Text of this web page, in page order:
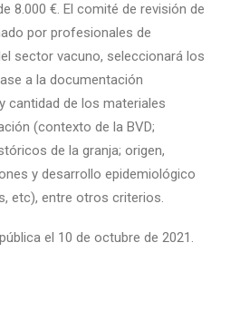
8.000 €. El comité de revisión de
por profesionales de
sector vacuno, seleccionará los
a la documentación
cantidad de los materiales
(contexto de la BVD;
de la granja; origen,
y desarrollo epidemiológico
etc), entre otros criterios.
el 10 de octubre de 2021.